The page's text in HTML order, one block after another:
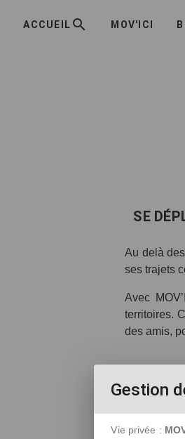
ACCUEIL MOV'ICI
SE
Au delà
ses trajets
Avec
territoires.
des amis,
Local
Un
Gestion
Vie privée :